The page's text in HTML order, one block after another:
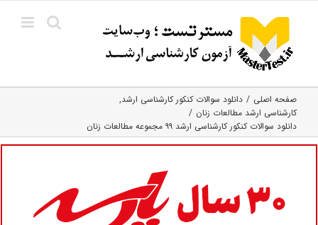
content
صفحه اصلی
دانلود سوالات کنکور کارشناسی ارشد
کارشناسی ارشد مطالعات زنان
دانلود سوالات کنکور کارشناسی ارشد ۹۹ مجموعه مطالعات زنان